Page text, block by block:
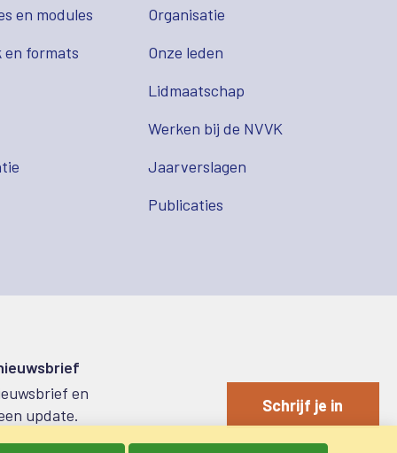
en modules
en formats
Organisatie
Onze leden
Lidmaatschap
Werken bij de NVVK
Jaarverslagen
Publicaties
en
update.
Schrijf je in